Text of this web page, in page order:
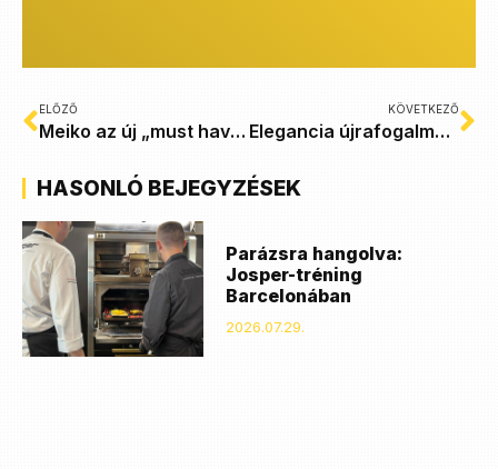
ELŐZŐ
Meiko az új „must have”
KÖVETKEZŐ
Elegancia újrafogalmazva
HASONLÓ BEJEGYZÉSEK
Parázsra hangolva:
Josper-tréning
Barcelonában
2026.07.29.